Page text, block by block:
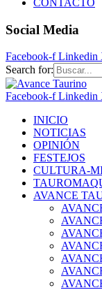
CONTACTO
Social Media
Facebook-f Linkedin
Search for:
Facebook-f Linkedin
INICIO
NOTICIAS
OPINIÓN
FESTEJOS
CULTURA-
AVANCE